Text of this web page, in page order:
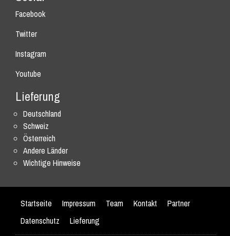
Facebook
Twitter
Instagram
Youtube
Lieferung
Deutschland
Schweiz
Österreich
Andere Länder
Wichtige Hinweise
Startseite Impressum Team Kontakt
Partner
Datenschutz
Lieferung